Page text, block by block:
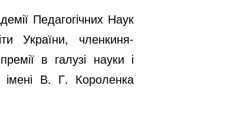
Педагогічних Наук
України, членкиня-
в галузі науки і
імені В. Г. Короленка